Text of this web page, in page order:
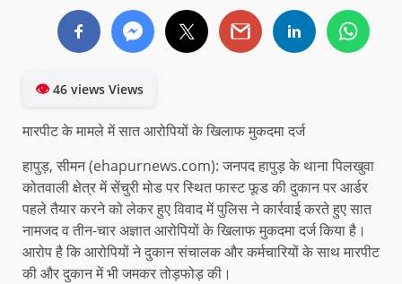
👁46 views Views
मारपीट के मामले में सात आरोपियों के खिलाफ मुकदमा दर्ज
हापुड़, सीमन (ehapurnews.com): जनपद हापुड़ के थाना पिलखुवा
कोतवाली क्षेत्र में सेंचुरी मोड पर स्थित फास्ट फूड की दुकान पर आर्डर
पहले तैयार करने को लेकर हुए विवाद में पुलिस ने कार्रवाई करते हुए सात
नामजद व तीन-चार अज्ञात आरोपियों के खिलाफ मुकदमा दर्ज किया है।
आरोप है कि आरोपियों ने दुकान संचालक और कर्मचारियों के साथ मारपीट
की और दुकान में भी जमकर तोड़फोड़ की।